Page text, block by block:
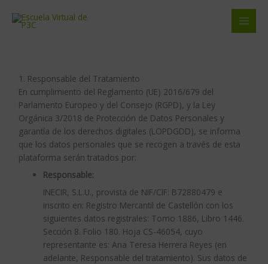
contenido
1. Responsable del Tratamiento
En cumplimiento del Reglamento (UE) 2016/679 del
Parlamento Europeo y del Consejo (RGPD), y la Ley
Orgánica 3/2018 de Protección de Datos Personales y
garantía de los derechos digitales (LOPDGDD), se informa
que los datos personales que se recogen a través de esta
plataforma serán tratados por:
Responsable:
INECIR, S.L.U., provista de NIF/CIF: B72880479 e
inscrito en: Registro Mercantil de Castellón con los
siguientes datos registrales: Tomo 1886, Libro 1446.
Sección 8. Folio 180. Hoja CS-46054, cuyo
representante es: Ana Teresa Herrera Reyes (en
adelante, Responsable del tratamiento). Sus datos de